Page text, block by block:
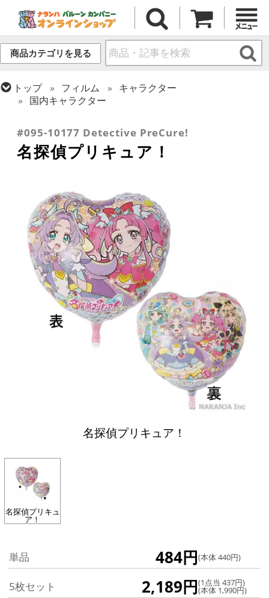
商品カテゴリを見る
トップ フィルム
キャラクター
国内キャラクター
ひなまつり・こどもの日
#095-10177 Detective PreCure!
名探偵プリキュア！
名探偵プリキュア！
名探偵プリキュ
ア！
単品 484円(本体 440円)
5枚セット 2,189円(1点当 437円)
(本体 1,990円)